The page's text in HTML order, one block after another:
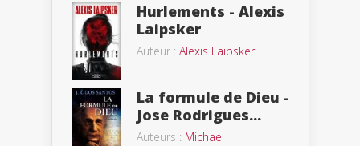
Hurlements - Alexis
Laipsker
Auteur : Alexis Laipsker
La formule de Dieu -
Jose Rodrigues...
Auteurs : Michael